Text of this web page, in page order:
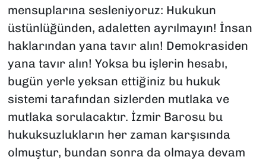
mensuplarına sesleniyoruz: Hukukun
üstünlüğünden, adaletten ayrılmayın! İnsan
haklarından yana tavır alın! Demokrasiden
yana tavır alın! Yoksa bu işlerin hesabı,
bugün yerle yeksan ettiğiniz bu hukuk
sistemi tarafından sizlerden mutlaka ve
mutlaka sorulacaktır. İzmir Barosu bu
hukuksuzlukların her zaman karşısında
olmuştur, bundan sonra da olmaya devam